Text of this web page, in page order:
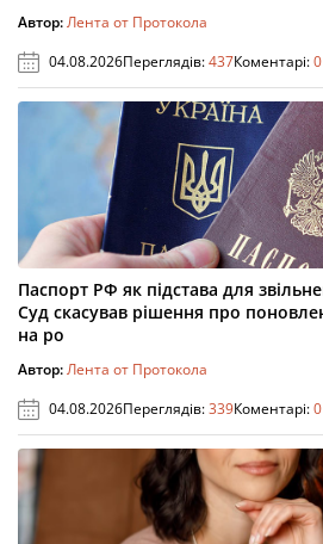
Автор:Лента от Протокола
04.08.2026Переглядів:437Коментарі:0
Паспорт РФ як підстава для
Суд скасував рішення про
на ро
Автор:Лента от Протокола
04.08.2026Переглядів:339Коментарі:0